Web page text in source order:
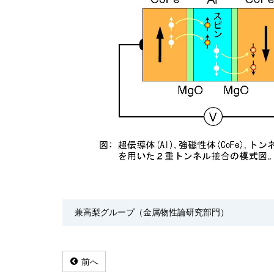
兼高梨グループ（金属物性論研究部門）
前へ